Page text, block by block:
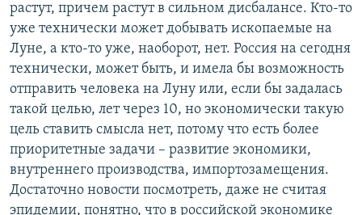
растут, причем растут в сильном дисбалансе. Кто-то
уже технически может добывать ископаемые на
Луне, а кто-то уже, наоборот, нет. Россия на сегодня
технически, может быть, и имела бы возможность
отправить человека на Луну или, если бы задалась
такой целью, лет через 10, но экономически такую
цель ставить смысла нет, потому что есть более
приоритетные задачи – развитие экономики,
внутреннего производства, импортозамещения.
Достаточно новости посмотреть, даже не считая
эпидемии, понятно, что в российской экономике